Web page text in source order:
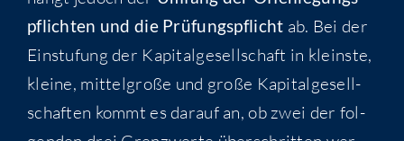
pflich­ten und die Prü­fungs­pflicht ab. Bei der
Ein­stu­fung der Kapi­tal­ge­sell­schaft in kleins­te,
klei­ne, mit­tel­gro­ße und gro­ße Kapi­tal­ge­sell­
schaf­ten kommt es dar­auf an, ob zwei der fol­